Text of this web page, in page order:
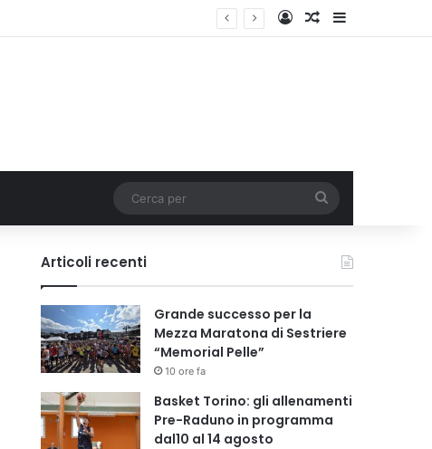
AccediUn articolo a
per
Articoli recenti
Grande successo per la
Mezza Maratona di Sestriere
“Memorial Pelle”
10 ore fa
Basket Torino: gli allenamenti
Pre-Raduno in programma
dal10 al 14 agosto